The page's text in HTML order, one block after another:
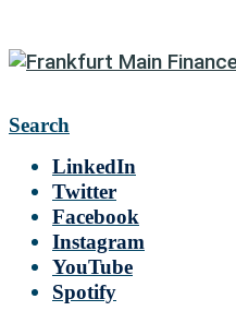
Search
LinkedIn
Twitter
Facebook
Instagram
YouTube
Spotify